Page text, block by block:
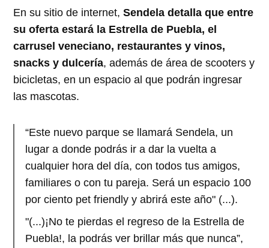
En su sitio de internet, Sendela detalla que entre
su oferta estará la Estrella de Puebla, el
carrusel veneciano, restaurantes y vinos,
snacks y dulcería, además de área de scooters y
bicicletas, en un espacio al que podrán ingresar
las mascotas.
“Este nuevo parque se llamará Sendela, un
lugar a donde podrás ir a dar la vuelta a
cualquier hora del día, con todos tus amigos,
familiares o con tu pareja. Será un espacio 100
por ciento pet friendly y abrirá este año" (...).
"(...)¡No te pierdas el regreso de la Estrella de
Puebla!, la podrás ver brillar más que nunca”,